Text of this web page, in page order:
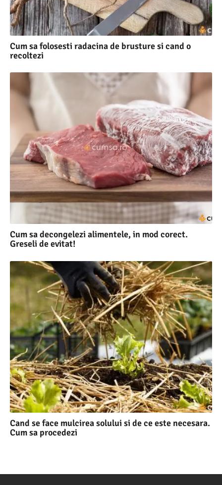
Cum sa folosesti radacina de brusture si cand o
recoltezi
Cum sa decongelezi alimentele, in mod corect.
Greseli de evitat!
Cand se face mulcirea solului si de ce este necesara.
Cum sa procedezi